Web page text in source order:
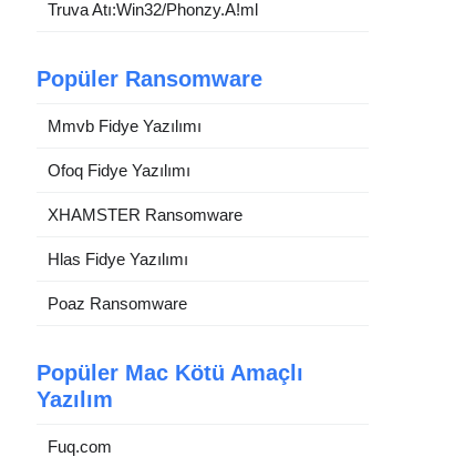
Truva Atı:Win32/Phonzy.A!ml
Popüler Ransomware
Mmvb Fidye Yazılımı
Ofoq Fidye Yazılımı
XHAMSTER Ransomware
Hlas Fidye Yazılımı
Poaz Ransomware
Popüler Mac Kötü Amaçlı
Yazılım
Fuq.com